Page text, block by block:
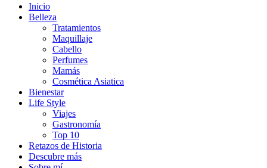
Inicio
Belleza
Tratamientos
Maquillaje
Cabello
Perfumes
Mamás
Cosmética Asiatica
Bienestar
Life Style
Viajes
Gastronomía
Top 10
Retazos de Historia
Descubre más